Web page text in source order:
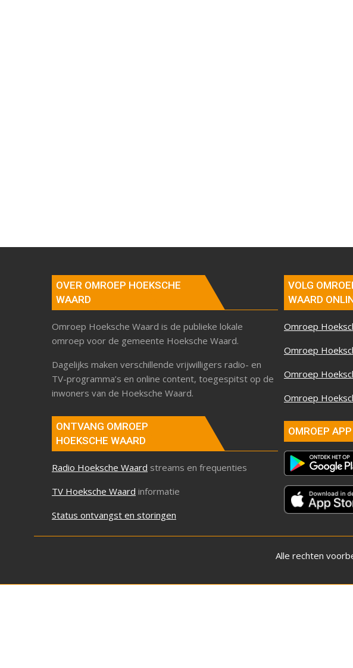
OVER OMROEP HOEKSCHE
WAARD
Omroep Hoeksche Waard is de publieke lokale
omroep voor de gemeente Hoeksche Waard.
Dagelijks maken verschillende vrijwilligers radio- en
TV-programma’s en online content, toegespitst op de
inwoners van de Hoeksche Waard.
ONTVANG OMROEP
HOEKSCHE WAARD
Radio Hoeksche Waard streams en frequenties
TV Hoeksche Waard informatie
Status ontvangst en storingen
VOLG
WAARD
Omroep
Omroep
Omroep
Omroep
OMROEP APP
Alle rechten